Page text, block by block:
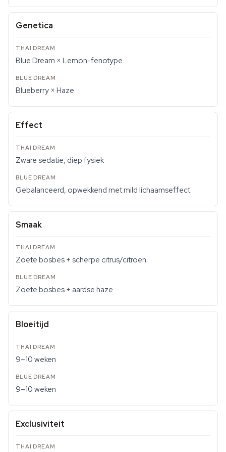
Genetica
Blue Dream × Lemon-fenotype
Blueberry × Haze
Effect
Zware sedatie, diep fysiek
Gebalanceerd, opwekkend met mild lichaamseffect
Smaak
Zoete bosbes + scherpe citrus/citroen
Zoete bosbes + aardse haze
Bloeitijd
9–10 weken
9–10 weken
Exclusiviteit